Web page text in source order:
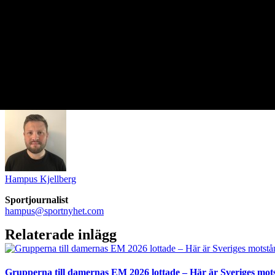
Hampus Kjellberg
Sportjournalist
hampus@sportnyhet.com
Relaterade inlägg
Grupperna till damernas EM 2026 lottade – Här är Sveriges